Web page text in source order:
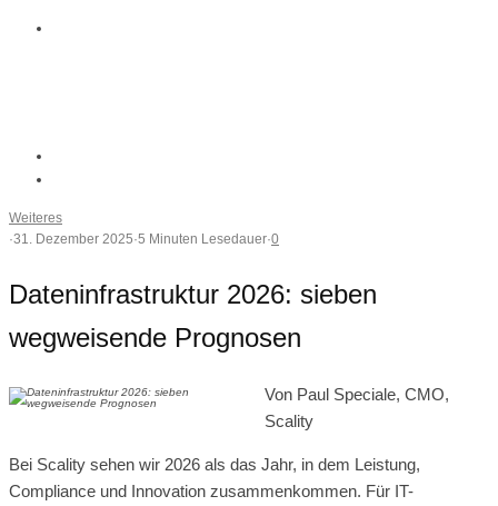
Weiteres
·31. Dezember 2025·5 Minuten Lesedauer·0
Dateninfrastruktur 2026: sieben
wegweisende Prognosen
Von Paul Speciale, CMO,
Scality
Bei Scality sehen wir 2026 als das Jahr, in dem Leistung,
Compliance und Innovation zusammenkommen. Für IT-